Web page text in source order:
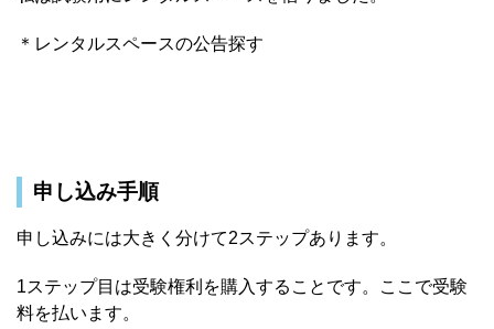
＊レンタルスペースの公告探す
申し込み手順
申し込みには大きく分けて2ステップあります。
1ステップ目は受験権利を購入することです。ここで受験
料を払います。